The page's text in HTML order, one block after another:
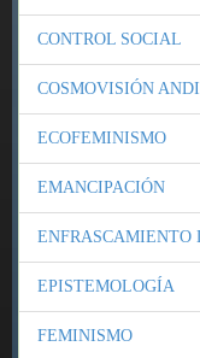
CONTROL SOCIAL
COSMOVISIÓN
ECOFEMINISMO
EMANCIPACIÓN
EPISTEMOLOGÍA
FEMINISMO